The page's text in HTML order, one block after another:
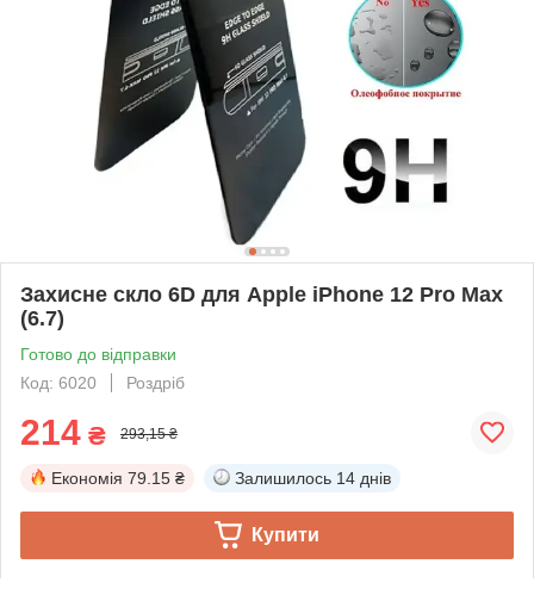
Захисне скло 6D для Apple iPhone 12 Pro Max
(6.7)
Готово до відправки
Код: 6020
Роздріб
214 ₴ 293,15 ₴
Економія 79.15 ₴ Залишилось 14 днів
Купити